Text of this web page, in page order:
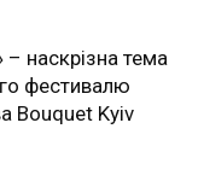
наскрізна тема
фестивалю
Bouquet Kyiv